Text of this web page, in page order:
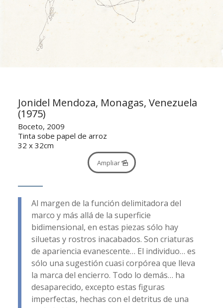
Jonidel Mendoza, Monagas, Venezuela
(1975)
Boceto, 2009
Tinta sobe papel de arroz
32 x 32cm
Ampliar
Al margen de la función delimitadora del
marco y más allá de la superficie
bidimensional, en estas piezas sólo hay
siluetas y rostros inacabados. Son criaturas
de apariencia evanescente… El individuo… es
sólo una sugestión cuasi corpórea que lleva
la marca del encierro. Todo lo demás… ha
desaparecido, excepto estas figuras
imperfectas, hechas con el detritus de una